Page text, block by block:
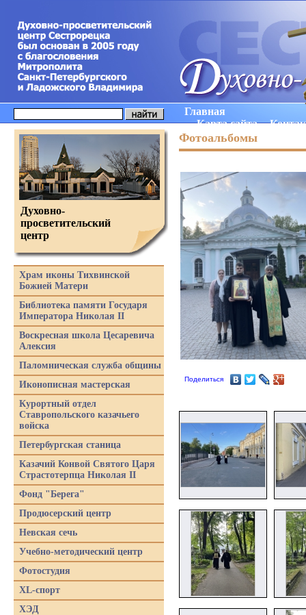
Главная
Карта сайта
Фотоальбомы
Поделиться
Духовно-
просветительский
центр
Храм иконы Тихвинской
Божией Матери
Библиотека памяти Государя
Императора Николая II
Воскресная школа Цесаревича
Алексия
Паломническая служба общины
Иконописная мастерская
Курортный отдел
Ставропольского казачьего
войска
Петербургская станица
Казачий Конвой Святого Царя
Страстотерпца Николая II
Фонд "Берега"
Продюсерский центр
Невская сечь
Учебно-методический центр
Фотостудия
XL-спорт
ХЭД